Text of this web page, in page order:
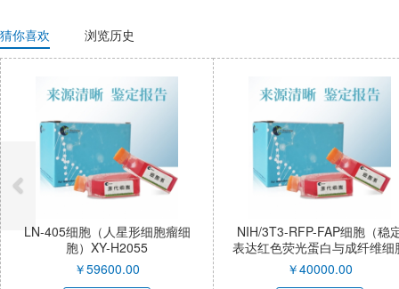
猜你喜欢 浏览历史
LN-405细胞（人星形细胞瘤细
胞）XY-H2055
￥59600.00
NIH/3T3-RFP-FAP细胞（稳
表达红色荧光蛋白与成纤维细
激活蛋白α小鼠胚胎成纤维细
胞）XY-M053R-SL
￥40000.00